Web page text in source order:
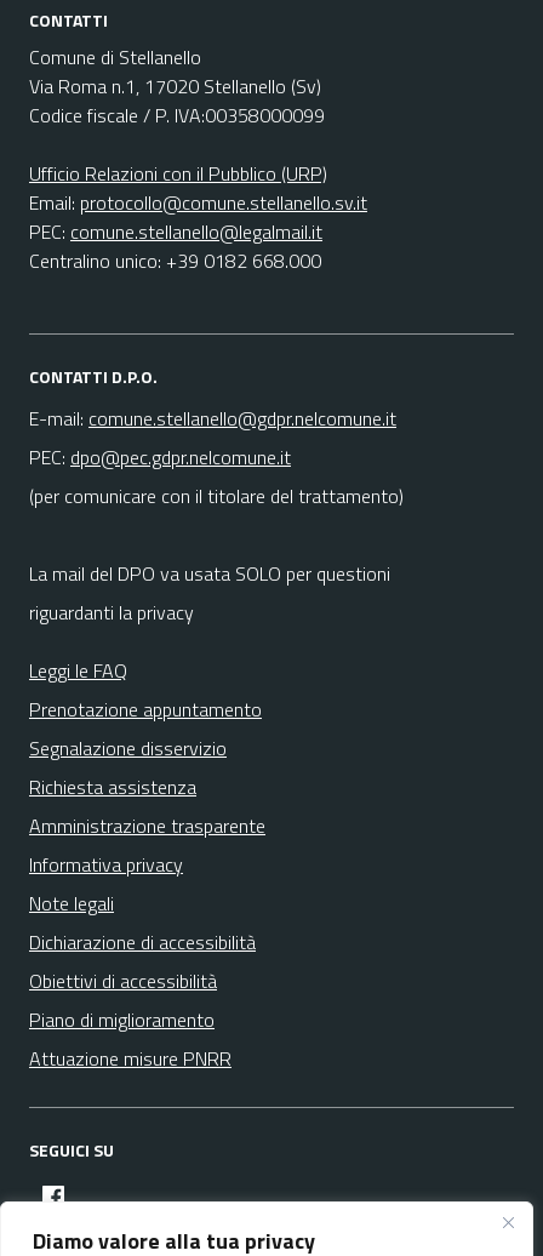
Diamo valore alla tua privacy
CONTATTI
Comune di Stellanello
Via Roma n.1, 17020 Stellanello (Sv)
Codice fiscale / P. IVA:00358000099
Ufficio Relazioni con il Pubblico (URP)
Email: protocollo@comune.stellanello.sv.it
PEC: comune.stellanello@legalmail.it
Centralino unico: +39 0182 668.000
CONTATTI D.P.O.
E-mail: comune.stellanello@gdpr.nelcomune.it
PEC: dpo@pec.gdpr.nelcomune.it
(per comunicare con il titolare del trattamento)
La mail del DPO va usata SOLO per questioni
riguardanti la privacy
Leggi le FAQ
Prenotazione appuntamento
Segnalazione disservizio
Richiesta assistenza
Amministrazione trasparente
Informativa privacy
Note legali
Dichiarazione di accessibilità
Obiettivi di accessibilità
Piano di miglioramento
Attuazione misure PNRR
SEGUICI SU
facebook